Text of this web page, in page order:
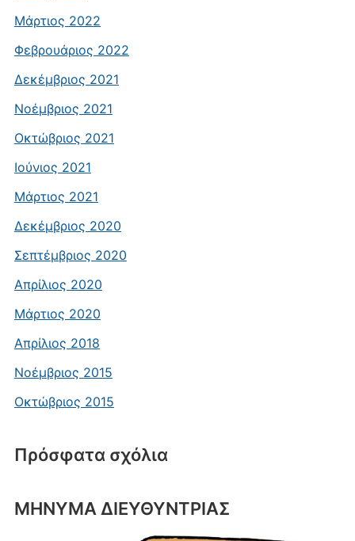
Μάρτιος 2022
Φεβρουάριος 2022
Δεκέμβριος 2021
Νοέμβριος 2021
Οκτώβριος 2021
Ιούνιος 2021
Μάρτιος 2021
Δεκέμβριος 2020
Σεπτέμβριος 2020
Απρίλιος 2020
Μάρτιος 2020
Απρίλιος 2018
Νοέμβριος 2015
Οκτώβριος 2015
Πρόσφατα σχόλια
ΜΗΝΥΜΑ ΔΙΕΥΘΥΝΤΡΙΑΣ